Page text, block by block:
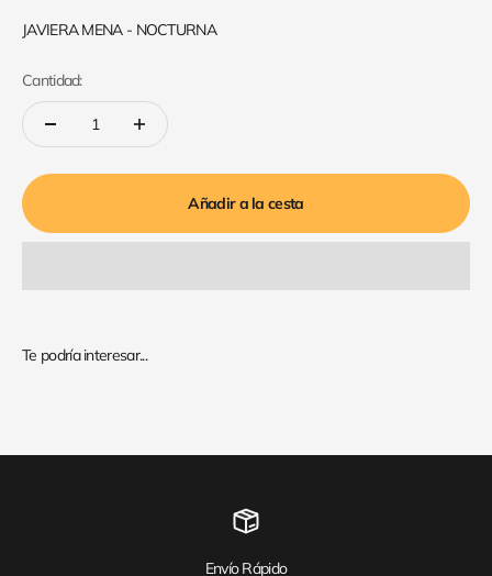
JAVIERA MENA - NOCTURNA
Cantidad:
Añadir a la cesta
Envío Rápido